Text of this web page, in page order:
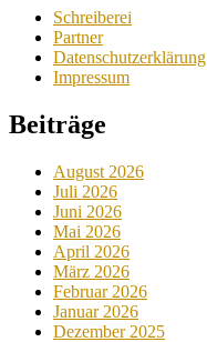
Schreiberei
Partner
Datenschutzerklärung
Impressum
Beiträge
August 2026
Juli 2026
Juni 2026
Mai 2026
April 2026
März 2026
Februar 2026
Januar 2026
Dezember 2025